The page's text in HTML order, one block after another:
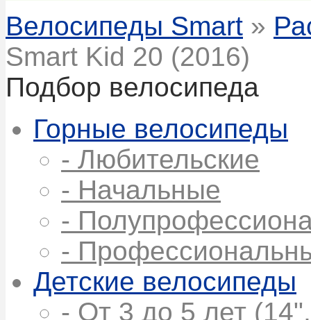
Велосипеды Smart »
Smart Kid 20 (2016)
Подбор велосипеда
Горные велосипеды
- Любительские
- Начальные
-
-
Детские велосипеды
- От 3 до 5 лет